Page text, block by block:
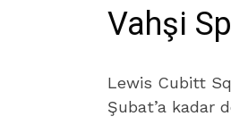
Vahşi
Lewis Cubitt
Şubat’a kadar